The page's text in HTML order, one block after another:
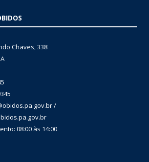
Chaves, 338
/
08:00 às 14:00